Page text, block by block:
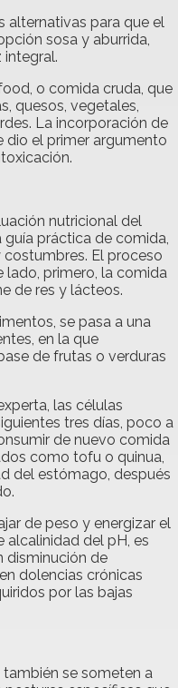
alternativas para que el
sosa y aburrida,
integral.
o comida cruda, que
quesos, vegetales,
La incorporación de
dio el primer argumento
nutricional del
práctica de comida,
El proceso
lado, primero, la comida
de res y lácteos.
se pasa a una
en la que
de frutas o verduras
las células
tres días, poco a
de nuevo comida
como tofu o quinua,
del estómago, después
de peso y energizar el
alcalinidad del pH, es
disminución de
dolencias crónicas
por las bajas
se someten a